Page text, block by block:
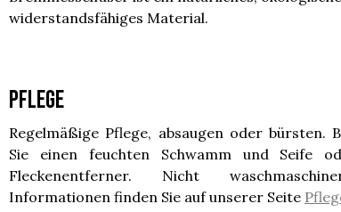
widerstandsfähiges Material.
Pflege
Regelmäßige Pflege, absaugen oder bürsten.
Sie einen feuchten Schwamm und Seife
Fleckenentferner. Nicht
Informationen finden Sie auf unserer Seite